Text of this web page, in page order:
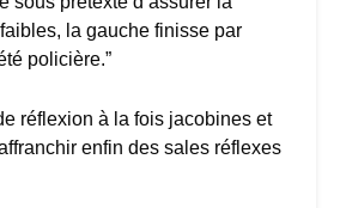
la gauche finisse par
policière.”
réflexion à la fois jacobines et
enfin des sales réflexes